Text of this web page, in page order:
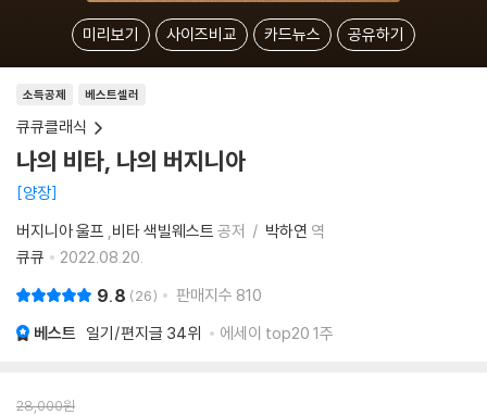
미리보기 사이즈비교 카드뉴스 공유하기
소득공제 베스트셀러
큐큐클래식
나의 비타, 나의 버지니아
양장
버지니아 울프 ,비타 색빌웨스트 공저 박하연 역
큐큐
2022.08.20.
9.8 26 판매지수 810
베스트 일기/편지글 34위 에세이 top20 1주
28,000원